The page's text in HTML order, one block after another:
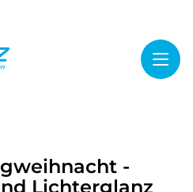
-
Lichterglanz